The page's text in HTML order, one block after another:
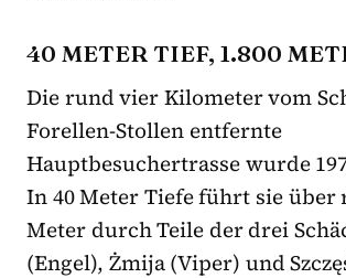
40 METER TIEF, 1.800
Die rund vier Kilometer vom
Forellen-Stollen entfernte
Hauptbesuchertrasse wurde
In 40 Meter Tiefe führt sie über
Meter durch Teile der drei
(Engel), Żmija (Viper) und